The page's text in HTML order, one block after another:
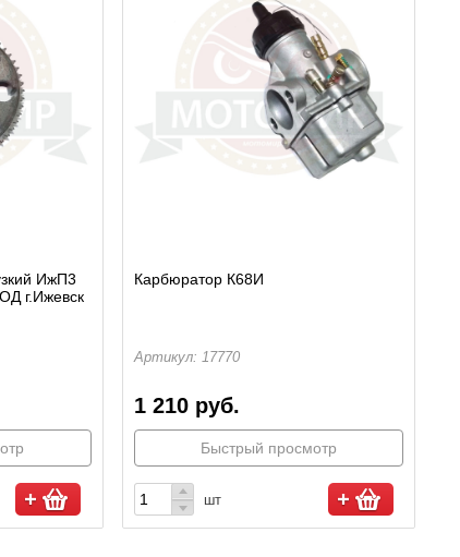
ИжП3
г.Ижевск
Карбюратор К68И
Артикул: 17770
1 210 руб.
Быстрый просмотр
шт